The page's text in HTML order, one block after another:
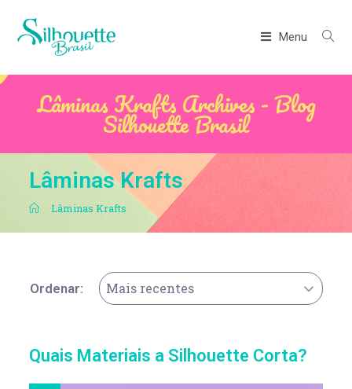
Menu
Lâminas Krafts Archives - Blog
Silhouette Brasil
Lâminas Krafts
. Lâminas Krafts
Ordenar: Mais recentes
Quais Materiais a Silhouette Corta?